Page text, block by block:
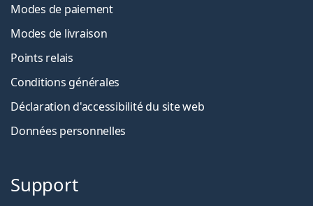
Modes de paiement
Modes de livraison
Points relais
Conditions générales
Déclaration d'accessibilité du site web
Données personnelles
Support